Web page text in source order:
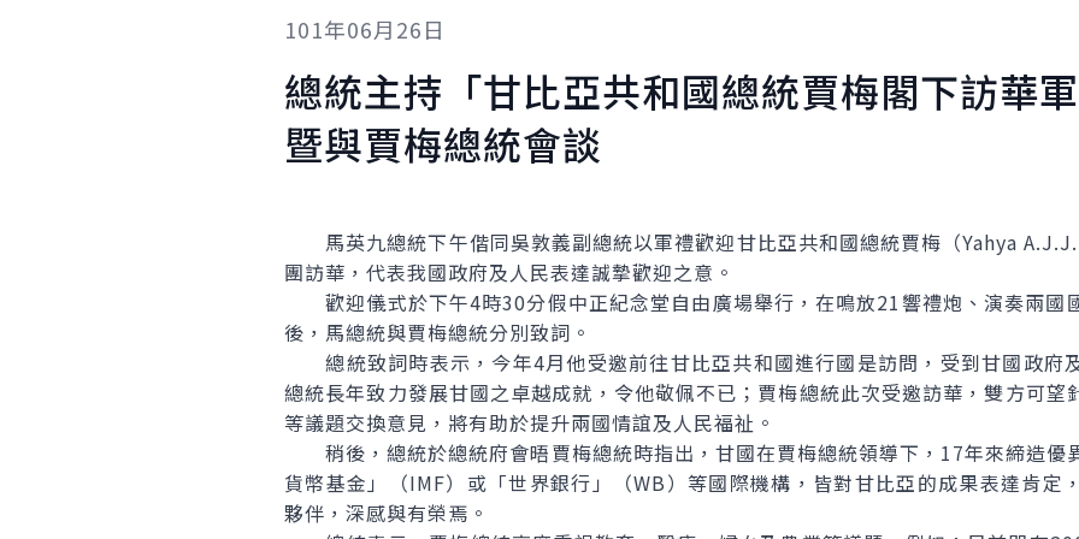
101年06月26日
總統主持「甘比亞共和國總統賈梅閣下訪華
暨與賈梅總統會談
馬英九總統下午偕同吳敦義副總統以軍禮歡迎甘比亞共和國總統賈梅（Yahya
團訪華，代表我國政府及人民表達誠摯歡迎之意。
歡迎儀式於下午4時30分假中正紀念堂自由廣場舉行，在鳴放21響禮炮、演奏兩國
後，馬總統與賈梅總統分別致詞。
總統致詞時表示，今年4月他受邀前往甘比亞共和國進行國是訪問，受到甘國政府
總統長年致力發展甘國之卓越成就，令他敬佩不已；賈梅總統此次受邀訪華，雙方可望
等議題交換意見，將有助於提升兩國情誼及人民福祉。
稍後，總統於總統府會晤賈梅總統時指出，甘國在賈梅總統領導下，17年來締造優
貨幣基金」（IMF）或「世界銀行」（WB）等國際機構，皆對甘比亞的成果表達肯定
夥伴，深感與有榮焉。